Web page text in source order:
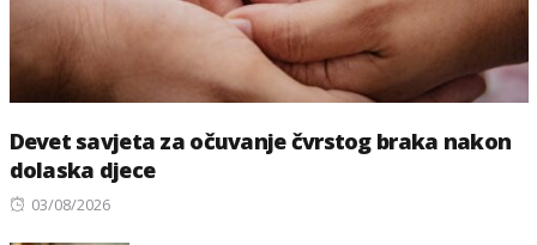
Devet savjeta za očuvanje čvrstog braka nakon
dolaska djece
Posted
03/08/2026